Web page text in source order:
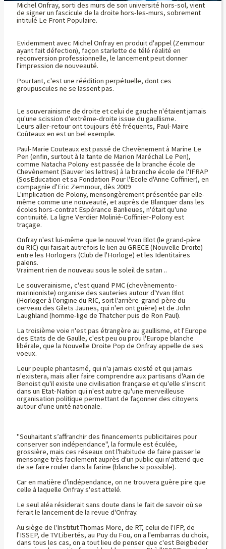
Michel Onfray, sorti des murs de son université hors-sol, vient
de signer un fascicule de la droite hors-les-murs, sobrement
intitulé Le Front Populaire.
Evidemment avec Michel Onfray en produit d'appel (Zemmour
ayant fait défection), façon starlette de télé réalité en
reconversion professionnelle, le lancement peut donner
l'impression de nouveauté.
Pourtant, c'est une réédition perpétuelle, dont ces
groupuscules ne se lassent pas.
Le souverainisme de droite et celui de gauche n'étaient jamais
qu'une scission d'extrême-droite issue du gaullisme.
Leurs aller-retour ont toujours été fréquents, Paul-Maire
Coûteaux en est un bel exemple.
Paul-Marie Couteaux est passé de Chevènement à Marine Le
Pen (enfin, surtout à la tante de Marion Maréchal Le Pen),
comme Natacha Polony est passée de la branche école de
Chevènement (Sauver les lettres) à la branche école de l'IFRAP
(SosEducation et sa Fondation Pour l'Ecole d'Anne Coffinier), en
compagnie d'Eric Zemmour, dès 2009
L'implication de Polony, mensongèrement présentée par elle-
même comme une nouveauté, et auprès de Blanquer dans les
écoles hors-contrat Espérance Banlieues, n'était qu'une
continuité. La ligne Verdier Molinié-Coffinier-Polony est
traçage.
Onfray n'est lui-même que le nouvel Yvan Blot (le grand-père
du RIC) qui faisait autrefois le lien au GRECE (Nouvelle Droite)
entre les Horlogers (Club de l'Horloge) et les Identitaires
païens.
Vraiment rien de nouveau sous le soleil de satan ..
Le souverainisme, c'est quand PMC (chevènemento-
marinioniste) organise des sauteries autour d'Yvan Blot
(Horloger à l'origine du RIC, soit l'arrière-grand-père du
cerveau des Gilets Jaunes, qui n'en ont guère) et de John
Laughland (homme-lige de Thatcher puis de Ron Paul).
La troisième voie n'est pas étrangère au gaullisme, et l'Europe
des Etats de de Gaulle, c'est peu ou prou l'Europe blanche
libérale, que la Nouvelle Droite Pop de Onfray appelle de ses
voeux.
Leur peuple phantasmé, qui n'a jamais existé et qui jamais
n'existera, mais aller faire comprendre aux partisans d'Aain de
Benoist qu'il existe une civilisation française et qu'elle s'inscrit
dans un Etat-Nation qui n'est autre qu'une merveilleuse
organisation politique permettant de façonner des citoyens
autour d'une unité nationale.
"Souhaitant s’affranchir des financements publicitaires pour
conserver son indépendance", la formule est éculée,
grossière, mais ces réseaux ont l'habitude de faire passer le
mensonge très facilement auprès d'un public qui n'attend que
de se faire rouler dans la farine (blanche si possible).
Car en matière d'indépendance, on ne trouvera guère pire que
celle à laquelle Onfray s'est attelé.
Le seul aléa résiderait sans doute dans le fait de savoir où se
ferait le lancement de la revue d'Onfray.
Au siège de l'Institut Thomas More, de RT, celui de l'IFP, de
l'ISSEP, de TVLibertés, au Puy du Fou, on a l'embarras du choix,
dans tous les cas, on a tout lieu de penser que c'est Beigbeder